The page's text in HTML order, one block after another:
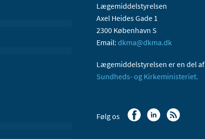
Lægemiddelstyrelsen
Axel Heides Gade 1
2300 København S
Email: dkma@dkma.dk
Lægemiddelstyrelsen er en del af
Sundheds- og Kirkeministeriet.
Følg os